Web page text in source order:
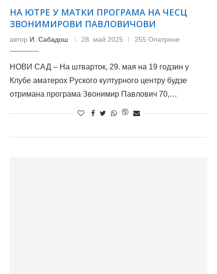
НА ЮТРЕ У МАТКИ ПРОГРАМА НА ЧЕСЦ
ЗВОНИМИРОВИ ПАВЛОВИЧОВИ
автор И. Сабадош 28. май 2025 255 Опатрене
НОВИ САД – На штварток, 29. мая на 19 годзин у
Клубе аматерох Руского културного центру будзе
отримана програма Звонимир Павлович 70,…